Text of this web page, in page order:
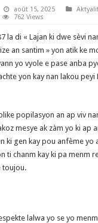
août 15, 2025
762 Views
la di « Lajan ki dwe sèvi
an santim » yon atik ke
yo vyole e pase anba
yon kay nan lakou
popilasyon an ap viv
mesye ak zàm yo ki ap
ki gen kay pou anfème yo
ti chanm kay ki pa menm
toujou.
lalwa yo se yo